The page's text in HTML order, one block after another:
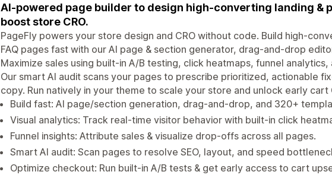
AI-powered page builder to design high-converting landing &
boost store CRO.
PageFly powers your store design and CRO without code. Build high-
FAQ pages fast with our AI page & section generator, drag-and-drop
Maximize sales using built-in A/B testing, click heatmaps, funnel
Our smart AI audit scans your pages to prescribe prioritized, actionable
copy. Run natively in your theme to scale your store and unlock early cart
Build fast: AI page/section generation, drag-and-drop, and 320+
Visual analytics: Track real-time visitor behavior with built-in click
Funnel insights: Attribute sales & visualize drop-offs across all pages.
Smart AI audit: Scan pages to resolve SEO, layout, and speed
Optimize checkout: Run built-in A/B tests & get early access to cart